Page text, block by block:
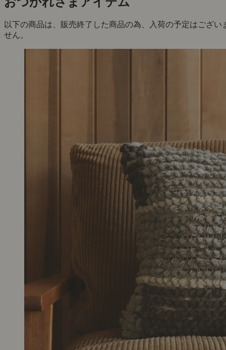
以下の商品は、販売終了した商品の為、入荷の予定はござい
せん。